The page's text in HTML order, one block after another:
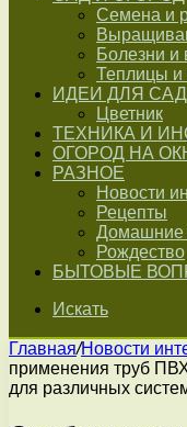
Семена и
Болезни и
Теплицы и
ИДЕИ ДЛЯ
Цветник
ТЕХНИКА И
ОГОРОД НА
РАЗНОЕ
Новости
Рецепты
Домашние
Рождество
БЫТОВЫЕ
Искать
Главная/Новости
применения труб
для различных